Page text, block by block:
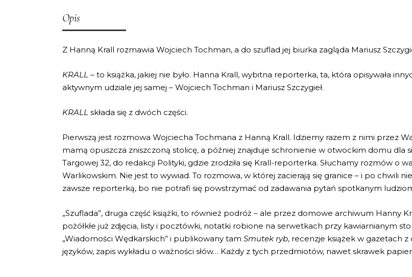
Opis
Z Hanną Krall rozmawia Wojciech Tochman, a do szuflad jej biurka zagląda Mariusz
KRALL – to książka, jakiej nie było. Hanna Krall, wybitna reporterka, ta, która opisywała
aktywnym udziale jej samej – Wojciech Tochman i Mariusz Szczygieł.
KRALL składa się z dwóch części.
Pierwszą jest rozmowa Wojciecha Tochmana z Hanną Krall. Idziemy razem z nimi przez
mamą opuszcza zniszczoną stolicę, a później znajduje schronienie w otwockim domu dla
Targowej 32, do redakcji Polityki, gdzie zrodziła się Krall-reporterka. Słuchamy rozmów o
Warlikowskim. Nie jest to wywiad. To rozmowa, w której zacierają się granice – i po chwili
zawsze reporterką, bo nie potrafi się powstrzymać od zadawania pytań spotkanym
„Szuflada”, druga część książki, to również podróż – ale przez domowe archiwum Hanny
pożółkłe już zdjęcia, listy i pocztówki, notatki robione na serwetkach przy kawiarnianym
„Wiadomości Wędkarskich” i publikowany tam Smutek ryb, recenzje książek w gazetach z
języków, zapis wykładu o ważności słów… Każdy z tych przedmiotów, nawet skrawek